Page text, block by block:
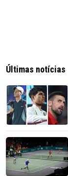
Últimas notícias